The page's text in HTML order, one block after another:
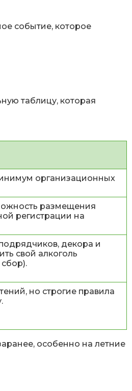
событие, которое
таблицу, которая
организационных
размещения
регистрации на
декора и
свой алкоголь
но строгие правила
особенно на летние